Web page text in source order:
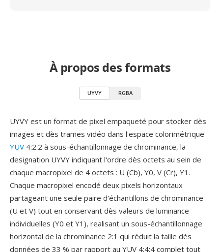
À propos des formats
UYVY RGBA
UYVY est un format de pixel empaqueté pour stocker dès
images et dès trames vidéo dans l'espace colorimétrique
YUV 4:2:2 à sous-échantillonnage de chrominance, la
designation UYVY indiquant l'ordre dès octets au sein de
chaque macropixel de 4 octets : U (Cb), Y0, V (Cr), Y1.
Chaque macropixel encodé deux pixels horizontaux
partageant une seule paire d'échantillons de chrominance
(U et V) tout en conservant dès valeurs de luminance
individuelles (Y0 et Y1), realisant un sous-échantillonnage
horizontal de la chrominance 2:1 qui réduit la taille dès
données de 33 % par rapport au YUV 4:4:4 complet tout